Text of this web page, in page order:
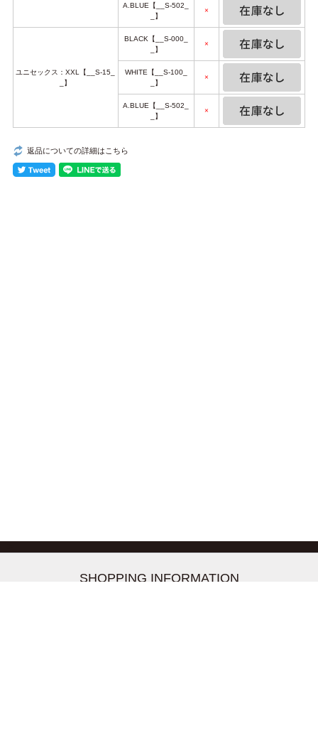
A.BLUE【__S-502_
_】
×
ユニセックス：XXL【__S-15_
_】
BLACK【__S-000_
_】
×
WHITE【__S-100_
_】
×
A.BLUE【__S-502_
_】
×
返品についての詳細はこちら
SHOPPING INFORMATION